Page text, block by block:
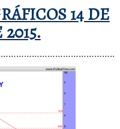
14 DE